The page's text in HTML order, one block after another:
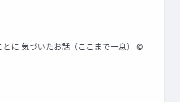
に 気づいたお話（ここまで一息） ©